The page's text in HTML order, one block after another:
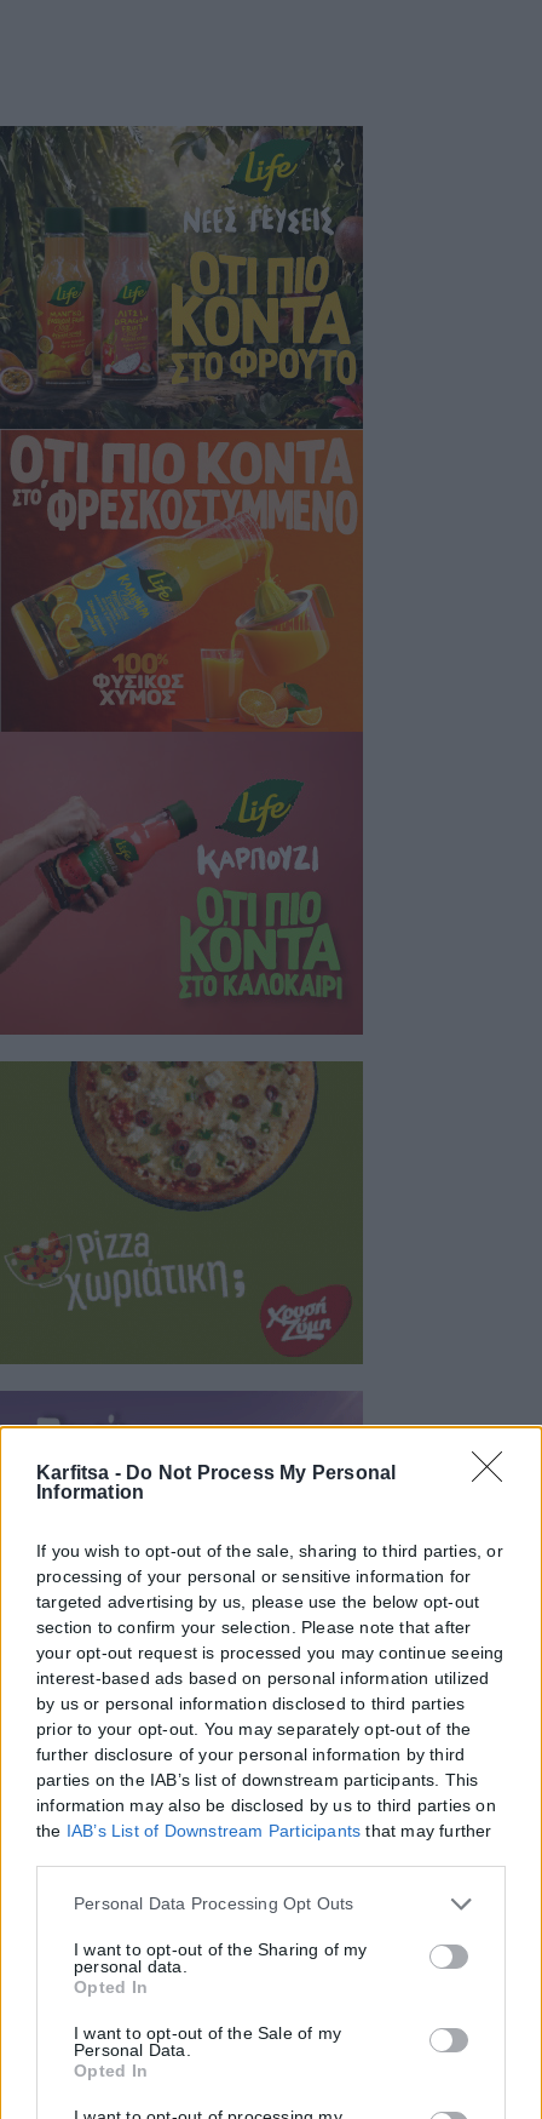
Karfitsa - Do Not Process My Personal
Information
If you wish to opt-out of the sale, sharing to third parties, or
processing of your personal or sensitive information for
targeted advertising by us, please use the below opt-out
section to confirm your selection. Please note that after
your opt-out request is processed you may continue seeing
interest-based ads based on personal information utilized
by us or personal information disclosed to third parties
prior to your opt-out. You may separately opt-out of the
further disclosure of your personal information by third
parties on the IAB’s list of downstream participants. This
information may also be disclosed by us to third parties on
the IAB’s List of Downstream Participants that may further
Please note that this website/app uses one or more Google
but not limited to your visit or usage behaviour. You may
click to grant or deny consent to Google and its third-party
tags to use your data for below specified purposes in below
Google consent section.
Personal Data Processing Opt Outs
I want to opt-out of the Sharing of my
personal data.
Opted In
I want to opt-out of the Sale of my
Personal Data.
Opted In